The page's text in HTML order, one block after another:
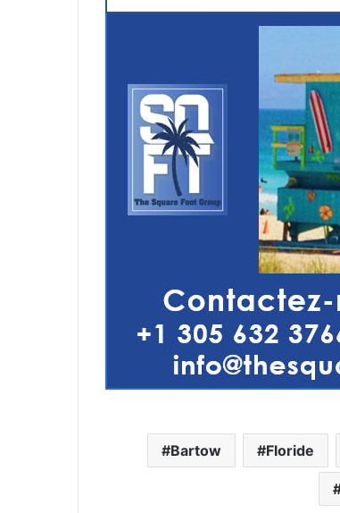
Bartow Floride